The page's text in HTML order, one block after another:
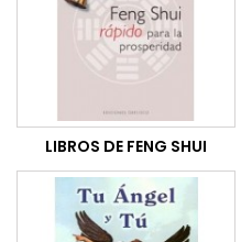
LIBROS DE FENG SHUI